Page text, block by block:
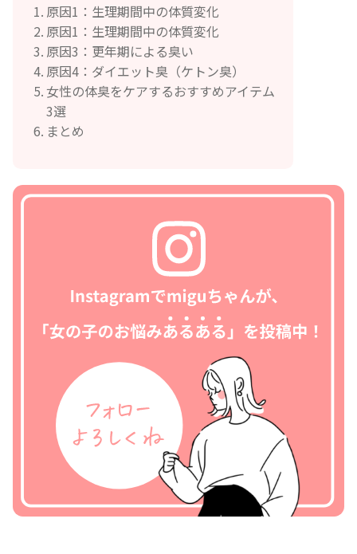
原因1：生理期間中の体質変化
原因1：生理期間中の体質変化
原因3：更年期による臭い
原因4：ダイエット臭（ケトン臭）
女性の体臭をケアするおすすめアイテム
3選
まとめ